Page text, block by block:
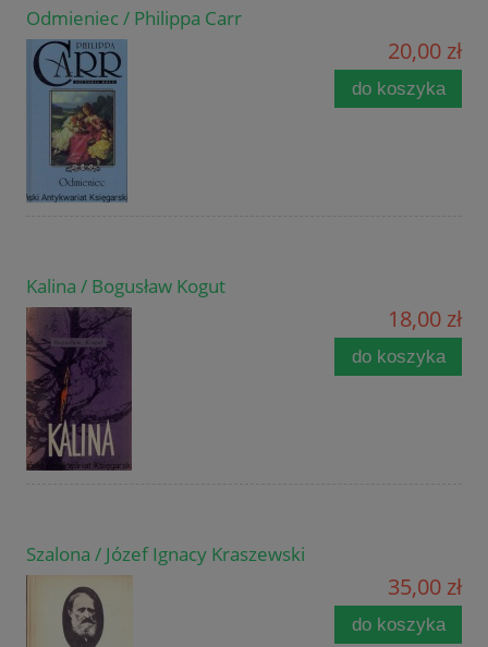
Odmieniec / Philippa Carr
20,00 zł
do koszyka
Kalina / Bogusław Kogut
18,00 zł
do koszyka
Szalona / Józef Ignacy Kraszewski
35,00 zł
do koszyka